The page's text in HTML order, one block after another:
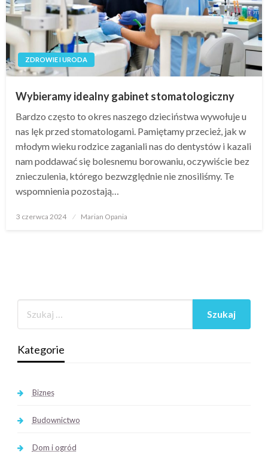
ZDROWIE I URODA
Wybieramy idealny gabinet stomatologiczny
Bardzo często to okres naszego dzieciństwa wywołuje u
nas lęk przed stomatologami. Pamiętamy przecież, jak w
młodym wieku rodzice zaganiali nas do dentystów i kazali
nam poddawać się bolesnemu borowaniu, oczywiście bez
znieczulenia, którego bezwzględnie nie znosiliśmy. Te
wspomnienia pozostają…
Opublikowane
3 czerwca 2024 Marian Opania
Kategorie
Biznes
Budownictwo
Dom i ogród